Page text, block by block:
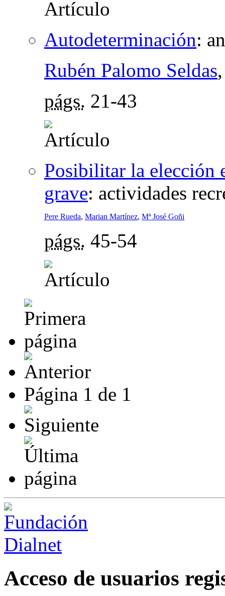
Autodeterminación:
Rubén Palomo Seldas
págs. 21-43
Posibilitar la elección
grave: actividades
Pere Rueda, Marian Martínez, Mª José Goñi
págs. 45-54
Página 1 de 1
Acceso de usuarios